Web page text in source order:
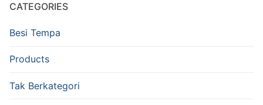
CATEGORIES
Besi Tempa
Products
Tak Berkategori